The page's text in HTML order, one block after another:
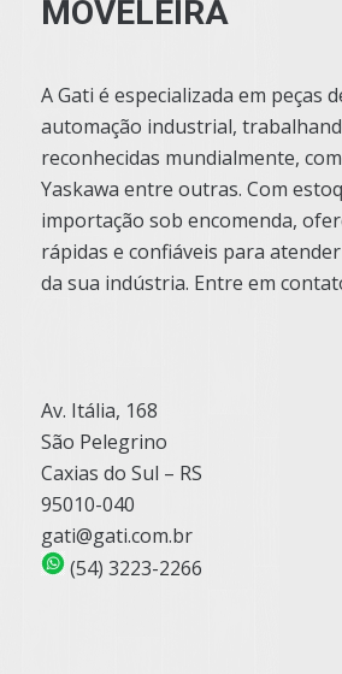
MOVELEIRA
A Gati é especializada em peças
automação industrial,
reconhecidas mundialmente,
Yaskawa entre outras. Com
importação sob encomenda,
rápidas e confiáveis para
da sua indústria. Entre em
Av. Itália, 168
São Pelegrino
Caxias do Sul – RS
95010-040
gati@gati.com.br
(54) 3223-2266